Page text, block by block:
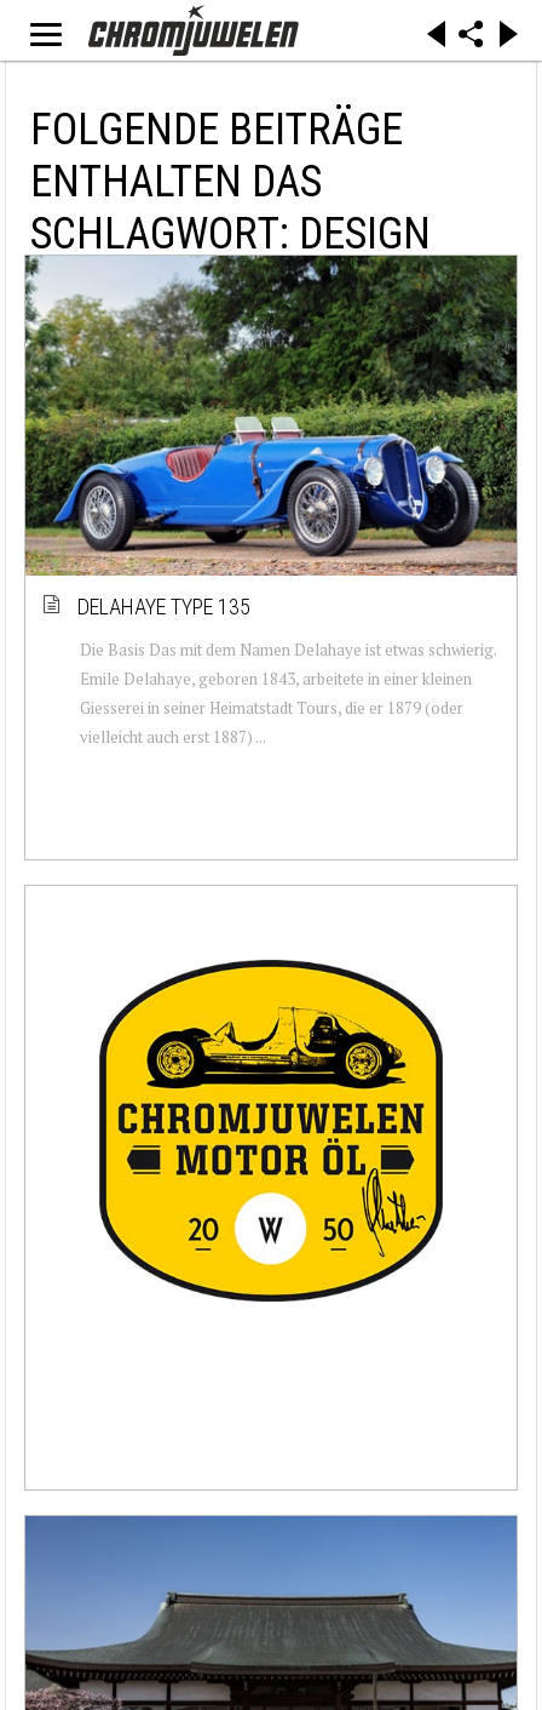
FOLGENDE BEITRÄGE
ENTHALTEN DAS
SCHLAGWORT: DESIGN
DELAHAYE TYPE 135
Die Basis Das mit dem Namen Delahaye ist etwas schwierig.
Emile Delahaye, geboren 1843, arbeitete in einer kleinen
Giesserei in seiner Heimatstadt Tours, die er 1879 (oder
vielleicht auch erst 1887) ...